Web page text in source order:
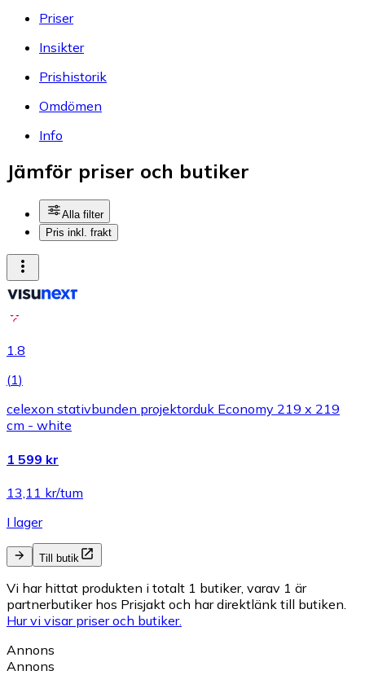
Priser
Insikter
Prishistorik
Omdömen
Info
Jämför priser och butiker
Alla filter
Pris inkl. frakt
1.8
(1)
celexon stativbunden projektorduk Economy 219 x 219
cm - white
1 599 kr
13,11 kr/tum
I lager
Till butik
Vi har hittat produkten i totalt 1 butiker, varav 1 är
partnerbutiker hos Prisjakt och har direktlänk till butiken.
Hur vi visar priser och butiker.
Annons
Annons